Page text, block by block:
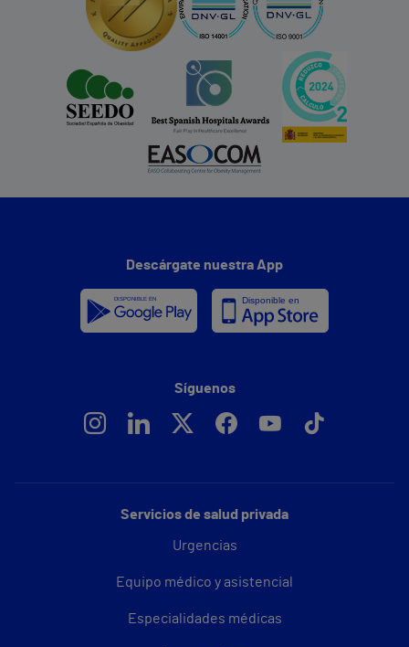
Servicios de salud privada
Urgencias
Equipo médico y asistencial
Especialidades médicas
Descárgate nuestra App
Síguenos